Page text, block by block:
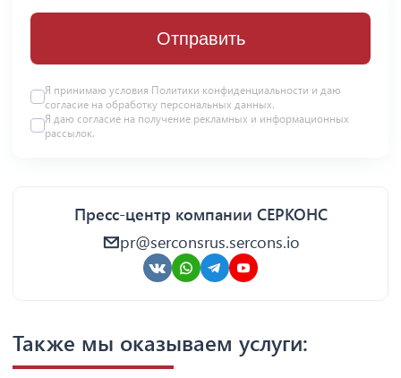
Отправить
Я принимаю условия Политики конфиденциальности и даю
согласие на обработку персональных данных.
Я даю согласие на получение рекламных и информационных
рассылок.
Пресс-центр компании СЕРКОНС
pr@serconsrus.sercons.io
Также мы оказываем услуги: